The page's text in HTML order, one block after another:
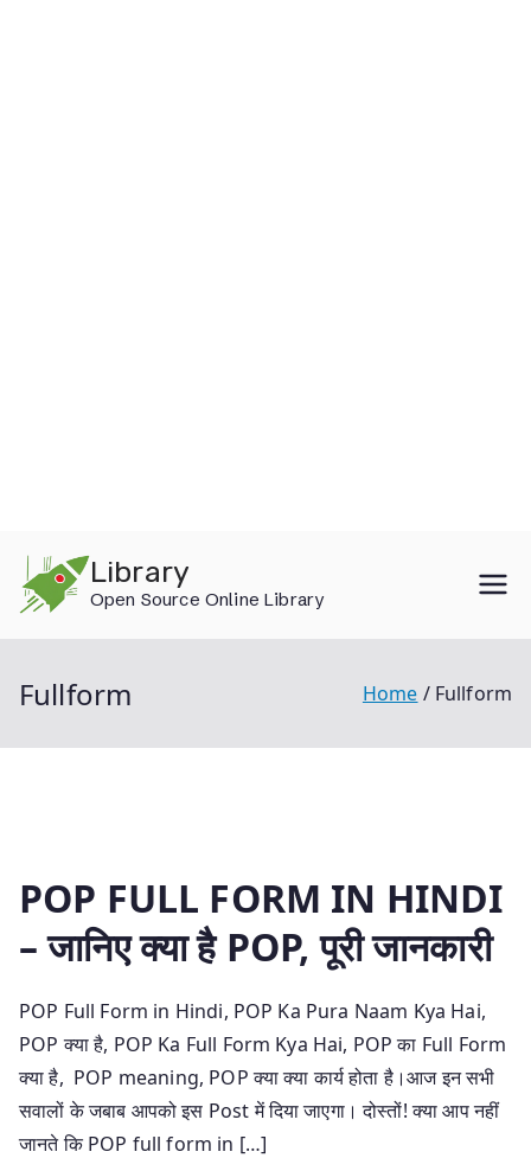
content
Library
Open Source Online Library
Fullform Home Fullform
POP FULL FORM IN HINDI
– जानिए क्या है POP, पूरी जानकारी
POP Full Form in Hindi, POP Ka Pura Naam Kya Hai,
POP क्या है, POP Ka Full Form Kya Hai, POP का Full Form
क्या है, POP meaning, POP क्या क्या कार्य होता है।आज इन सभी
सवालों के जबाब आपको इस Post में दिया जाएगा। दोस्तों! क्या आप नहीं
जानते कि POP full form in […]